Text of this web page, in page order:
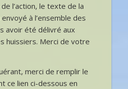
l’action, le texte de la
à l’ensemble des
avoir été délivré aux
huissiers. Merci de votre
merci de remplir le
ce lien ci-dessous en